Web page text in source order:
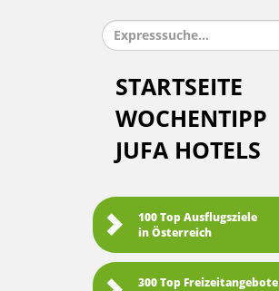
STARTSEITE
WOCHENTIPP
JUFA HOTELS
100 Top Ausflugsziele
in Österreich
300 Top Freizeitangebote